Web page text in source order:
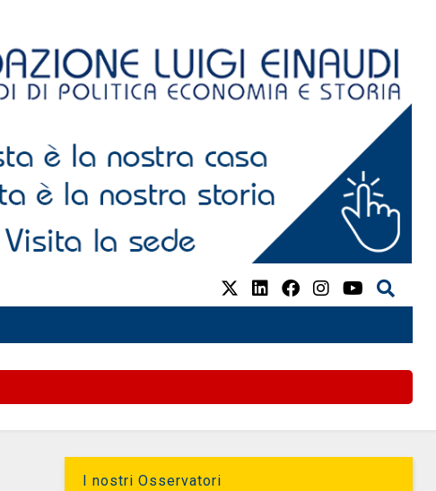
I nostri Osservatori